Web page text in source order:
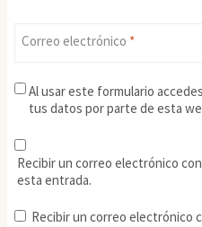
Correo electrónico *
Al usar este formulario
tus datos por parte de esta
Recibir un correo electrónico
esta entrada.
Recibir un correo electrónico